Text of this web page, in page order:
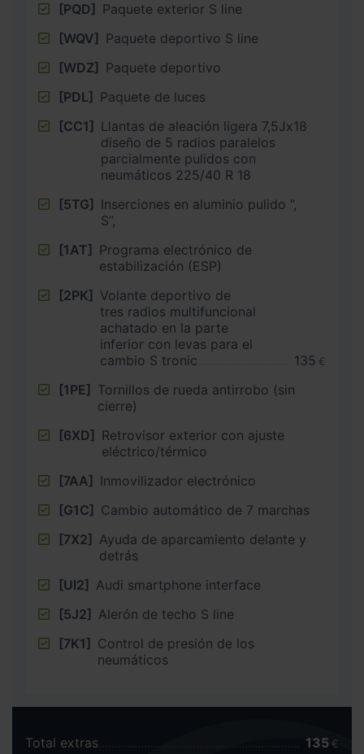
[PQD] Paquete exterior S line
[WQV] Paquete deportivo S line
[WDZ] Paquete deportivo
[PDL] Paquete de luces
[CC1] Llantas de aleación ligera 7,5Jx18
diseño de 5 radios paralelos
parcialmente pulidos con
neumáticos 225/40 R 18
[5TG] Inserciones en aluminio pulido ”,
S”,
[1AT] Programa electrónico de
estabilización (ESP)
[2PK] Volante deportivo de
tres radios multifuncional
achatado en la parte
inferior con levas para el
cambio S tronic
135 €
[1PE] Tornillos de rueda antirrobo (sin
cierre)
[6XD] Retrovisor exterior con ajuste
eléctrico/térmico
[7AA] Inmovilizador electrónico
[G1C] Cambio automático de 7 marchas
[7X2] Ayuda de aparcamiento delante y
detrás
[UI2] Audi smartphone interface
[5J2] Alerón de techo S line
[7K1] Control de presión de los
neumáticos
Total extras 135 €